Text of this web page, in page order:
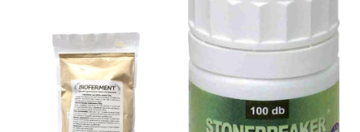
Vulvovaginita Candidozica
Îmbătrânire
Întineritor al pielii
Întreținere ten